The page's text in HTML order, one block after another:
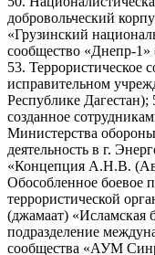
добровольческий
«Грузинский
сообщество «Днепр-
53. Террористическое
исправительном
Республике Дагестан);
созданное
Министерства
деятельность в г.
«Концепция А.Н.В.
Обособленное боевое
террористической
(джамаат) «Исламская
подразделение
сообщества «АУМ